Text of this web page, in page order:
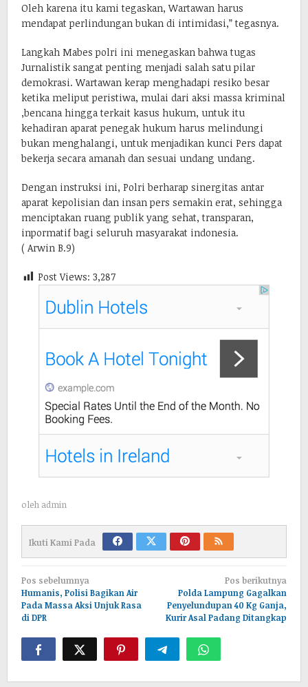
Oleh karena itu kami tegaskan, Wartawan harus
mendapat perlindungan bukan di intimidasi,” tegasnya.
Langkah Mabes polri ini menegaskan bahwa tugas
Jurnalistik sangat penting menjadi salah satu pilar
demokrasi. Wartawan kerap menghadapi resiko besar
ketika meliput peristiwa, mulai dari aksi massa kriminal
,bencana hingga terkait kasus hukum, untuk itu
kehadiran aparat penegak hukum harus melindungi
bukan menghalangi, untuk menjadikan kunci Pers dapat
bekerja secara amanah dan sesuai undang undang.
Dengan instruksi ini, Polri berharap sinergitas antar
aparat kepolisian dan insan pers semakin erat, sehingga
menciptakan ruang publik yang sehat, transparan,
inpormatif bagi seluruh masyarakat indonesia.
( Arwin B.9)
Post Views: 3,287
oleh admin
Ikuti Kami Pada
Navigasi
pos
Pos sebelumnya
Humanis, Polisi Bagikan Air
Pada Massa Aksi Unjuk Rasa
di DPR
Pos berikutnya
Polda Lampung Gagalkan
Penyelundupan 40 Kg Ganja,
Kurir Asal Padang Ditangkap